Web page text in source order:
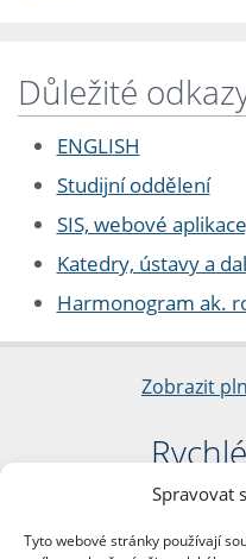
Spravovat
Tyto webové stránky používají
Důležité
ENGLISH
Studijní oddělení
SIS, webové
Katedry, ústavy a
Harmonogram ak.
Zobrazit
nám.